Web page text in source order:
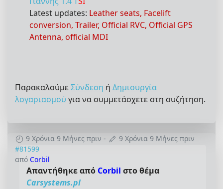
Latest updates: Leather seats, Facelift
conversion, Trailer, Official RVC, Official GPS
Antenna, official MDI
Παρακαλούμε Σύνδεση ή Δημιουργία
λογαριασμού για να συμμετάσχετε στη συζήτηση.
9 Χρόνια 9 Μήνες πριν -
9 Χρόνια 9 Μήνες πριν
#81599
από Corbil
Απαντήθηκε από Corbil στο θέμα
Carsystems.pl